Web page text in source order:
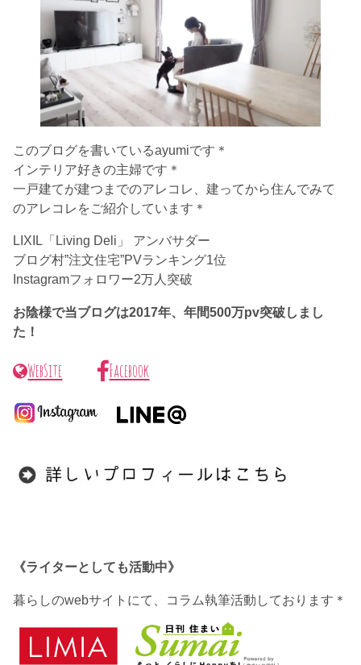
このブログを書いているayumiです＊
インテリア好きの主婦です＊
一戸建てが建つまでのアレコレ、建ってから住んでみて
のアレコレをご紹介しています＊
LIXIL「Living Deli」 アンバサダー
ブログ村”注文住宅”PVランキング1位
Instagramフォロワー2万人突破
お陰様で当ブログは2017年、年間500万pv突破しまし
た！
WebSite Facebook
《ライターとしても活動中》
暮らしのwebサイトにて、コラム執筆活動しております＊